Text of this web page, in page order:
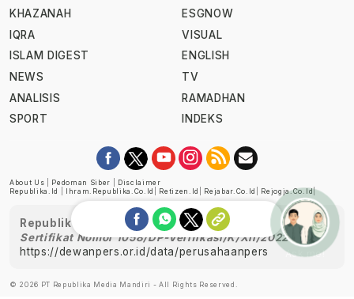
KHAZANAH
IQRA
ISLAM DIGEST
NEWS
ANALISIS
SPORT
ESGNOW
VISUAL
ENGLISH
TV
RAMADHAN
INDEKS
About Us Pedoman Siber
Disclaimer
Republika.id
Ihram.republika.co.id Retizen.id Rejabar.co.id Rejogja.co.id |
Republika telah diverifikasi oleh Dewan Pers
Sertifikat Nomor 1058/DP-Verifikasi/K/XII/2022
https://dewanpers.or.id/data/perusahaanpers
© 2026 PT Republika Media Mandiri - All Rights Reserved.
Ask me!